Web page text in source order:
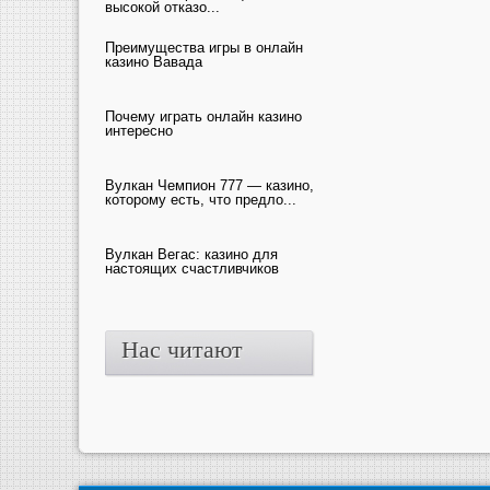
высокой отказо...
Преимущества игры в онлайн
казино Вавада
Почему играть онлайн казино
интересно
Вулкан Чемпион 777 — казино,
которому есть, что предло...
Вулкан Вегас: казино для
настоящих счастливчиков
Нас читают